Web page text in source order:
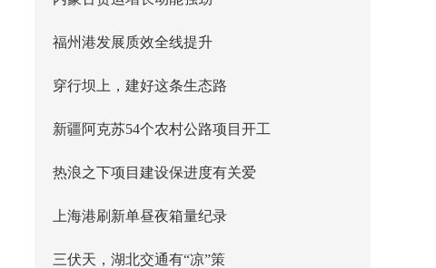
福州港发展质效全线提升
穿行坝上，建好这条生态路
新疆阿克苏54个农村公路项目开工
热浪之下项目建设保进度有关爱
上海港刷新单昼夜箱量纪录
三伏天，湖北交通有“凉”策